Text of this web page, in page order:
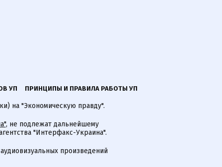
УП ПРИНЦИПЫ И ПРАВИЛА РАБОТЫ УП
на "Экономическую правду".
, не подлежат дальнейшему
"Интерфакс-Украина".
произведений